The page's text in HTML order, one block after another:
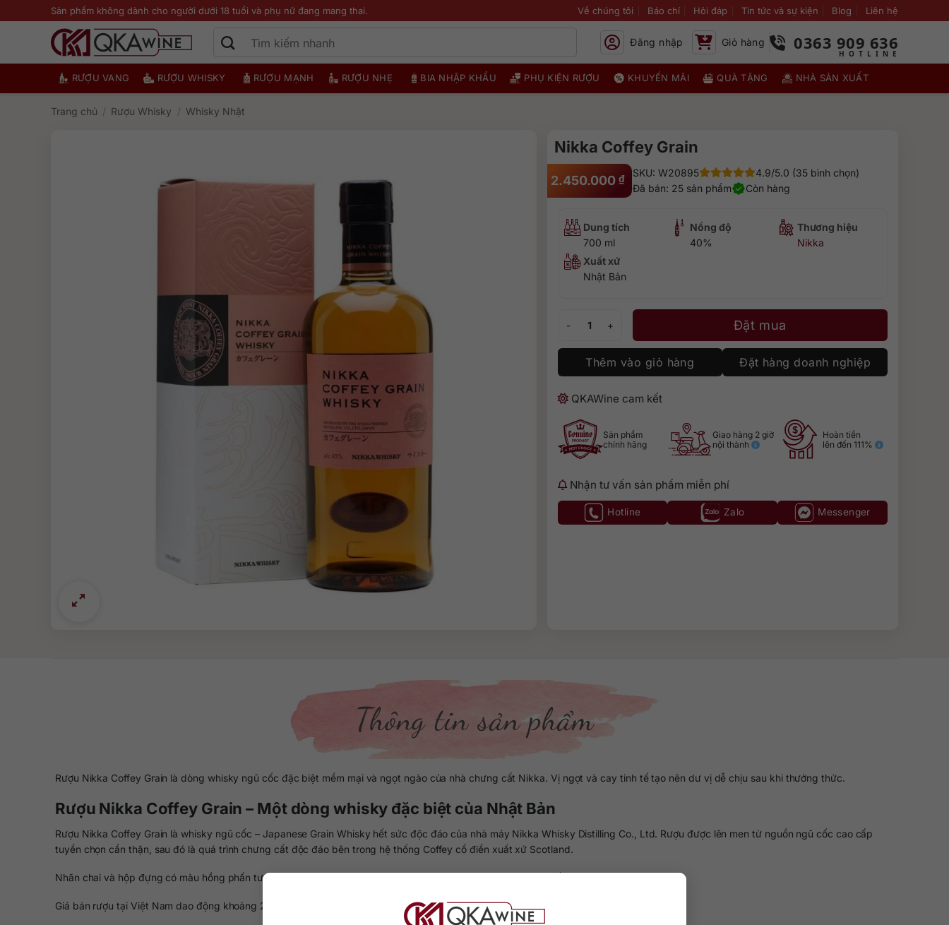
qua
Sản phẩm không dành cho người dưới 18 tuổi và phụ nữ đang mang thai. Về chúng tôi Báo chí Hỏi đáp Tin tức và sự kiện Blog Liên hệ
Đăng nhập Giỏ hàng 0363 909 636
RƯỢU VANG RƯỢU WHISKY RƯỢU MẠNH RƯỢU NHẸ BIA NHẬP KHẨU PHỤ KIỆN RƯỢU KHUYẾN MÃI QUÀ TẶNG NHÀ SẢN XUẤT
Trang chủ / Rượu Whisky / Whisky Nhật
Nikka Coffey Grain
2.450.000 ₫ SKU: W20895
4.9/5.0 (35 bình chọn)
Đã bán: 25 sản phẩm
Còn hàng
Dung tích
700 ml
Nồng độ
40%
Thương hiệu
Nikka
Xuất xứ
Nhật Bản
Đặt mua
Thêm vào giỏ hàng Đặt hàng doanh nghiệp
QKAWine cam kết
Sản phẩm
chính hãng
Giao hàng 2 giờ
nội thành
Hoàn tiền
lên đến 111%
Nhận tư vấn sản phẩm miễn phí
Hotline Zalo Messenger
Thông tin sản phẩm
Rượu Nikka Coffey Grain là dòng whisky ngũ cốc đặc biệt mềm mại và ngọt ngào của nhà chưng cất Nikka. Vị ngọt và cay tinh tế tạo nên dư vị dễ chịu sau khi thưởng thức.
Rượu Nikka Coffey Grain – Một dòng whisky đặc biệt của Nhật Bản
Rượu Nikka Coffey Grain là whisky ngũ cốc – Japanese Grain Whisky hết sức độc đáo của nhà máy Nikka Whisky Distilling Co., Ltd. Rượu được lên men từ nguồn ngũ cốc cao cấp
tuyển chọn cẩn thận, sau đó là quá trình chưng cất độc đáo bên trong hệ thống Coffey cổ điển xuất xứ Scotland.
Nhãn chai và hộp đựng có màu hồng phấn tượng trưng cho sự nhẹ nhàng và tươi mới của dòng whisky ngũ cốc này.
Giá bán rượu tại Việt Nam dao động khoảng 2.450.000 đồng/chai 700ml, tùy địa chỉ cung ứng và thời điểm mua sắm.